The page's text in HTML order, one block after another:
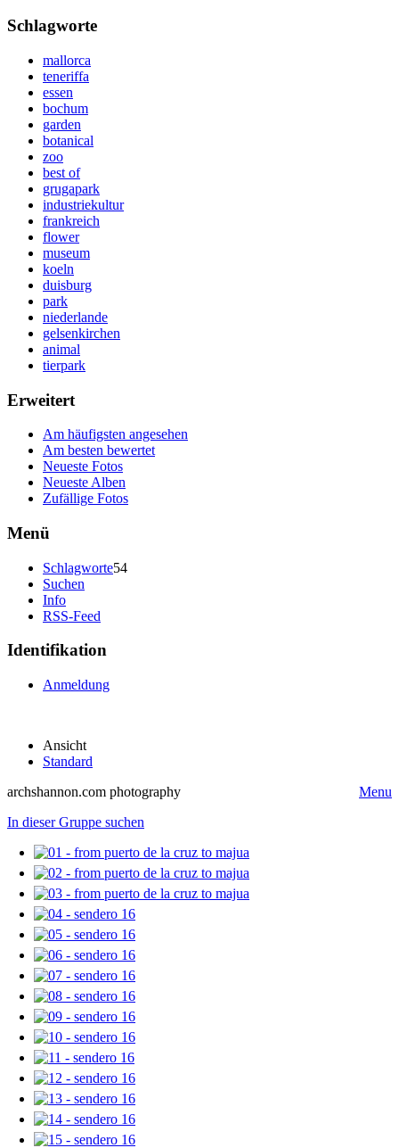
Schlagworte
mallorca
teneriffa
essen
bochum
garden
botanical
zoo
best of
grugapark
industriekultur
frankreich
flower
museum
koeln
duisburg
park
niederlande
gelsenkirchen
animal
tierpark
Erweitert
Am häufigsten angesehen
Am besten bewertet
Neueste Fotos
Neueste Alben
Zufällige Fotos
Menü
Schlagworte54
Suchen
Info
RSS-Feed
Identifikation
Anmeldung
Ansicht
Standard
archshannon.com photography
Menu
In dieser Gruppe suchen